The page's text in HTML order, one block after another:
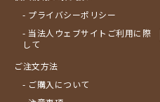
- プライバシーポリシー
- 当法人ウェブサイトご利用に際
して
ご注文方法
- ご購入について